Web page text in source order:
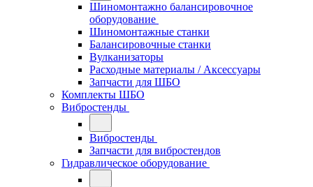
Шиномонтажно балансировочное
оборудование
Шиномонтажные станки
Балансировочные станки
Вулканизаторы
Расходные материалы / Аксессуары
Запчасти для ШБО
Комплекты ШБО
Вибростенды
Вибростенды
Запчасти для вибростендов
Гидравлическое оборудование